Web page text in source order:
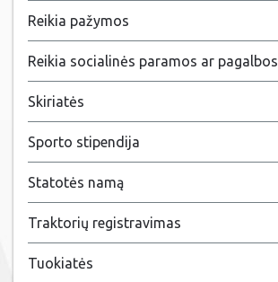
Reikia pažymos
Reikia socialinės paramos ar pagalbos
Skiriatės
Sporto stipendija
Statotės namą
Traktorių registravimas
Tuokiatės